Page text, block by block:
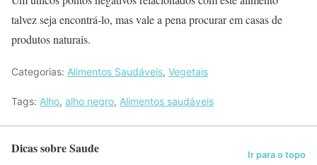
talvez seja encontrá-lo, mas vale a pena procurar em casas de
produtos naturais.
Categorias: Alimentos Saudáveis, Vegetais
Tags: Alho, alho negro, Alimentos saudáveis
Dicas sobre Saude Ir para o topo